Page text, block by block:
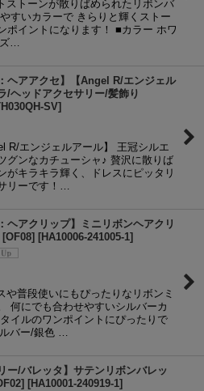
ストーンが散りばめられたリボンバ
すいカラーで きらりと輝くストー
ポイントになります！ ■カラー ホワ
…
ヘアアクセ】【Angel R/エンジェル
/ヘッドアクセサリー/髪飾り
SV]
R/エンジェルアール】 王冠シルエ
グンなカチューシャ♪ 贅沢に散りば
がキラキラ輝く、ドレスにピッタリ
リーです！…
ヘアクリップ】ミニリボンヘアクリ
[OF08] [HA10006-241005-1]
や普段使いにもぴったりなリボンミ
何にでも合わせやすいシルバーカ
イルのワンポイントにぴったりで
バー/銀色 …
ー/バレッタ】サテンリボンバレッ
[HA10001-240919-1]